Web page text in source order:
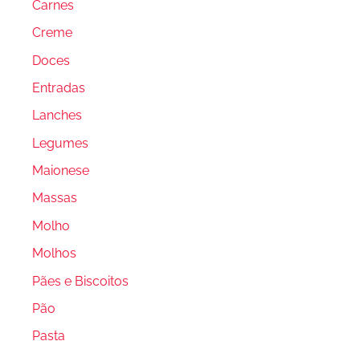
Carnes
Creme
Doces
Entradas
Lanches
Legumes
Maionese
Massas
Molho
Molhos
Pães e Biscoitos
Pão
Pasta